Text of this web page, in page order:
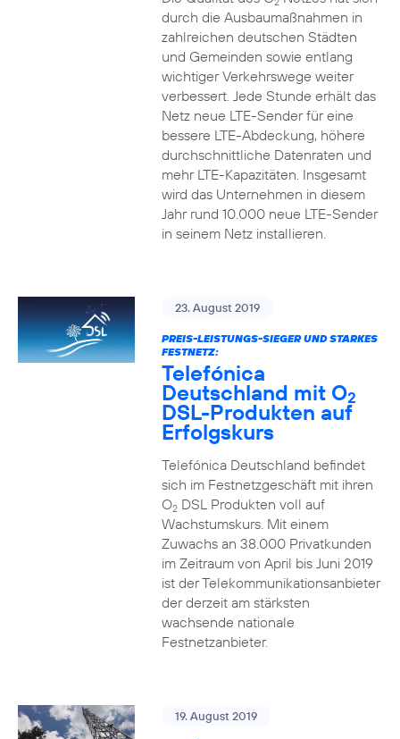
durch die Ausbaumaßnahmen in
zahlreichen deutschen Städten
und Gemeinden sowie entlang
wichtiger Verkehrswege weiter
verbessert. Jede Stunde erhält das
Netz neue LTE-Sender für eine
bessere LTE-Abdeckung, höhere
durchschnittliche Datenraten und
mehr LTE-Kapazitäten. Insgesamt
wird das Unternehmen in diesem
Jahr rund 10.000 neue LTE-Sender
in seinem Netz installieren.
23. August 2019
PREIS-LEISTUNGS-SIEGER UND STARKES
FESTNETZ:
Telefónica
Deutschland mit O2
DSL-Produkten auf
Erfolgskurs
Telefónica Deutschland befindet
sich im Festnetzgeschäft mit ihren
O2DSL Produkten voll auf
Wachstumskurs. Mit einem
Zuwachs an 38.000 Privatkunden
im Zeitraum von April bis Juni 2019
ist der Telekommunikationsanbieter
der derzeit am stärksten
wachsende nationale
Festnetzanbieter.
19. August 2019